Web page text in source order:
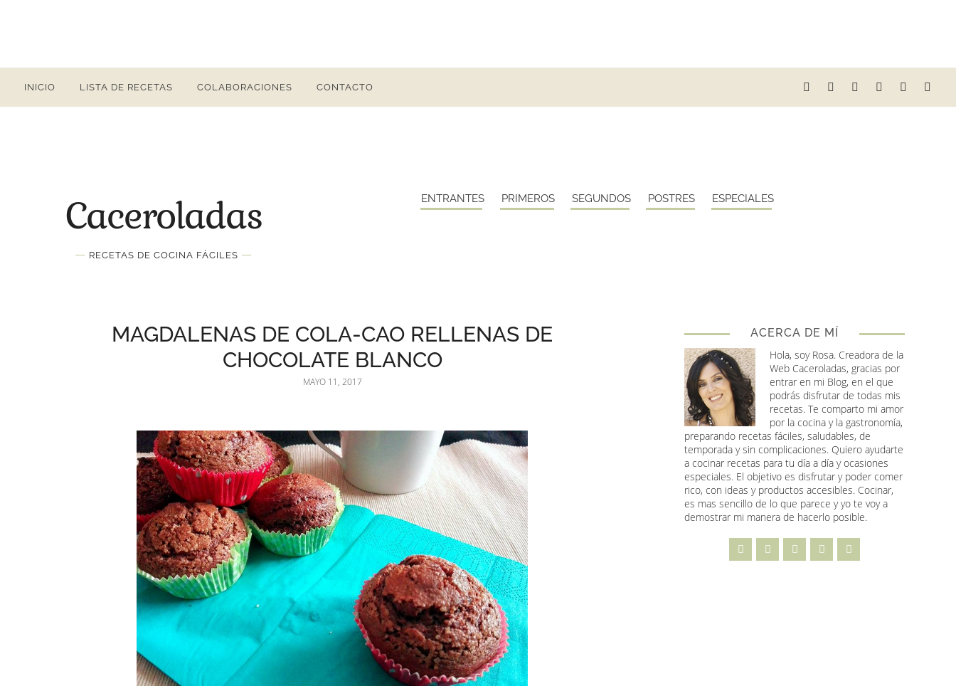
INICIO LISTA DE RECETAS COLABORACIONES CONTACTO
Caceroladas
— RECETAS DE COCINA FÁCILES —
ENTRANTES PRIMEROS SEGUNDOS POSTRES ESPECIALES
MAGDALENAS DE COLA-CAO RELLENAS DE
CHOCOLATE BLANCO
MAYO 11, 2017
ACERCA DE MÍ
Hola, soy Rosa. Creadora de la
Web Caceroladas, gracias por
entrar en mi Blog, en el que
podrás disfrutar de todas mis
recetas. Te comparto mi amor
por la cocina y la gastronomía,
preparando recetas fáciles, saludables, de
temporada y sin complicaciones. Quiero ayudarte
a cocinar recetas para tu día a día y ocasiones
especiales. El objetivo es disfrutar y poder comer
rico, con ideas y productos accesibles. Cocinar,
es mas sencillo de lo que parece y yo te voy a
demostrar mi manera de hacerlo posible.